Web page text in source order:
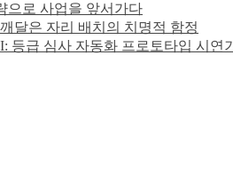
으로 사업을 앞서가다
달은 자리 배치의 치명적 함정
등급 심사 자동화 프로토타입 시연기